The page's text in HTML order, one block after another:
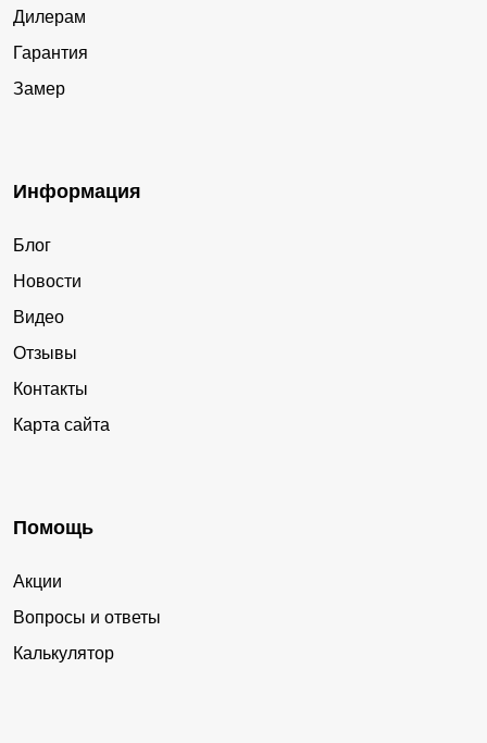
Дилерам
Гарантия
Замер
Информация
Блог
Новости
Видео
Отзывы
Контакты
Карта сайта
Помощь
Акции
Вопросы и ответы
Калькулятор